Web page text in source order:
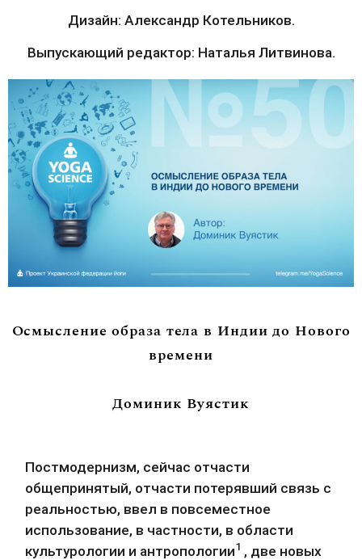
Дизайн: Александр Котельников.
Выпускающий редактор: Наталья Литвинова.
Осмысление образа тела в Индии до Нового
времени
Доминик Вуястик
Постмодернизм, сейчас отчасти
общепринятый, отчасти потерявший связь с
реальностью, ввел в повсеместное
использование, в частности, в области
культурологии и антропологии1 , две новых